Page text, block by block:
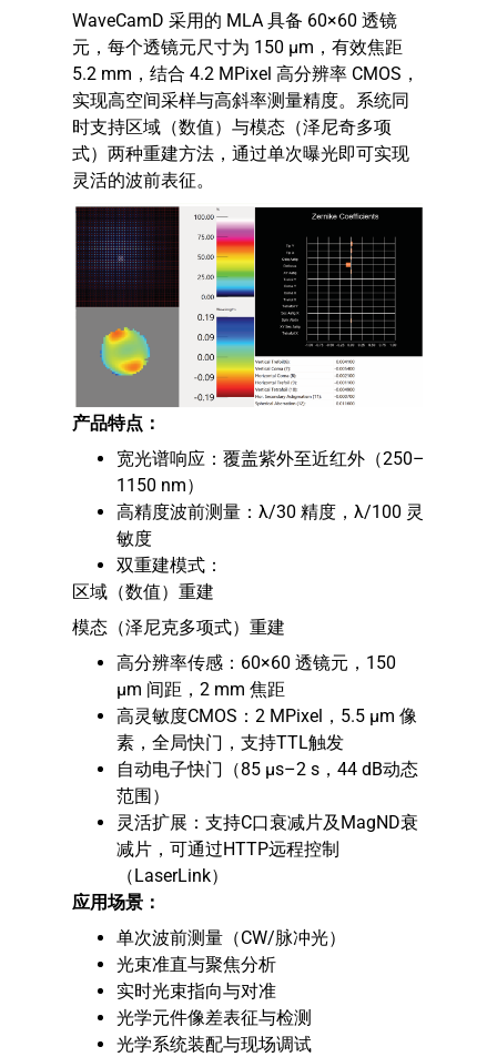
WaveCamD 采用的 MLA 具备 60×60 透镜
元，每个透镜元尺寸为 150 μm，有效焦距
5.2 mm，结合 4.2 MPixel 高分辨率 CMOS，
实现高空间采样与高斜率测量精度。系统同
时支持区域（数值）与模态（泽尼奇多项
式）两种重建方法，通过单次曝光即可实现
灵活的波前表征。
产品特点：
宽光谱响应：覆盖紫外至近红外（250–
1150 nm）
高精度波前测量：λ/30 精度，λ/100 灵
敏度
双重建模式：
区域（数值）重建
模态（泽尼克多项式）重建
高分辨率传感：60×60 透镜元，150
µm 间距，2 mm 焦距
高灵敏度CMOS：2 MPixel，5.5 µm 像
素，全局快门，支持TTL触发
自动电子快门（85 µs–2 s，44 dB动态
范围）
灵活扩展：支持C口衰减片及MagND衰
减片，可通过HTTP远程控制
（LaserLink）
应用场景：
单次波前测量（CW/脉冲光）
光束准直与聚焦分析
实时光束指向与对准
光学元件像差表征与检测
光学系统装配与现场调试